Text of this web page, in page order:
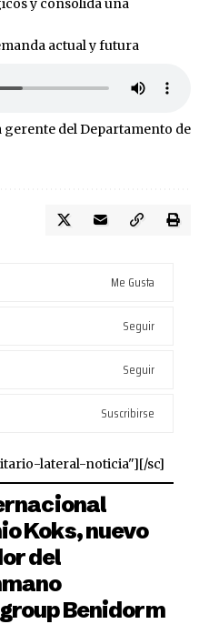
y consolida una
actual y futura
gerente del Departamento de
Me Gusta
Seguir
Seguir
Suscribirse
lateral-noticia"][/sc]
Koks, nuevo
del
Benidorm